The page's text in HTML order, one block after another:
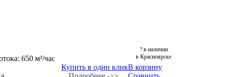
650 м³/час
Купить в один клик
? в наличии
в Красноярске
В корзину